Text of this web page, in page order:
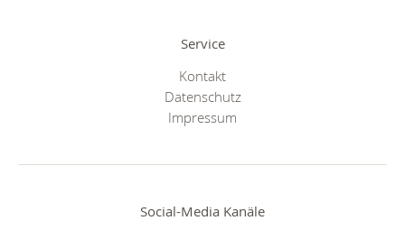
Service
Kontakt
Datenschutz
Impressum
Social-Media Kanäle